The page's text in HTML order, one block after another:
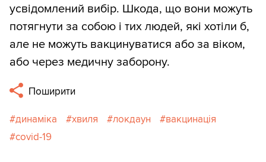
усвідомлений вибір. Шкода, що вони можуть
потягнути за собою і тих людей, які хотіли б,
але не можуть вакцинуватися або за віком,
або через медичну заборону.
Поширити
динаміка хвиля локдаун
вакцинація
covid-19